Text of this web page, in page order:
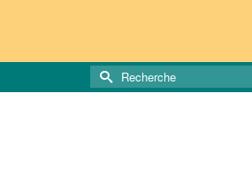
Rechercher :